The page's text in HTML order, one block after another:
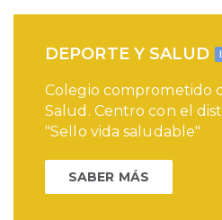
DEPORTE Y SALUD
Colegio comprometido
Salud. Centro con el
"Sello vida saludable"
SABER MÁS